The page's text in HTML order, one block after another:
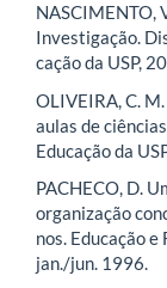
NASCIMENTO,
Investigação.
cação da USP,
OLIVEIRA, C.
aulas de
Educação da
PACHECO, D.
organização
nos. Educação
jan./jun. 1996.